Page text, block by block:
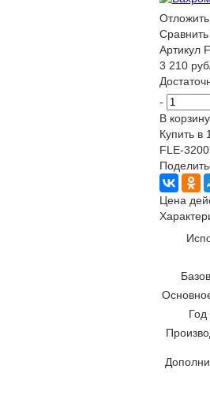
Отложить
Сравнить
Артикул
3 210руб
-
В корзину
Купить в
FLE-
Цена
Год